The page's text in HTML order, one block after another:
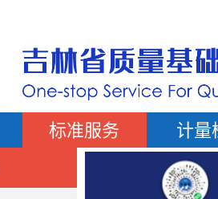
标准服务 计量